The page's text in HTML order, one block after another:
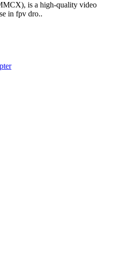
is a high-quality video
in fpv dro..